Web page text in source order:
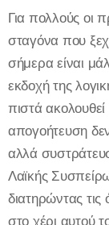
Για πολλούς οι
σταγόνα που
σήμερα είναι
εκδοχή της
πιστά
απογοήτευση
αλλά
Λαϊκής
διατηρώντας τις
στο χέρι αυτού